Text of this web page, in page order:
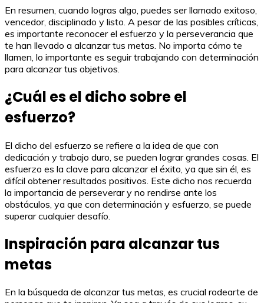
En resumen, cuando logras algo, puedes ser llamado exitoso,
vencedor, disciplinado y listo. A pesar de las posibles críticas,
es importante reconocer el esfuerzo y la perseverancia que
te han llevado a alcanzar tus metas. No importa cómo te
llamen, lo importante es seguir trabajando con determinación
para alcanzar tus objetivos.
¿Cuál es el dicho sobre el
esfuerzo?
El dicho del esfuerzo se refiere a la idea de que con
dedicación y trabajo duro, se pueden lograr grandes cosas. El
esfuerzo es la clave para alcanzar el éxito, ya que sin él, es
difícil obtener resultados positivos. Este dicho nos recuerda
la importancia de perseverar y no rendirse ante los
obstáculos, ya que con determinación y esfuerzo, se puede
superar cualquier desafío.
Inspiración para alcanzar tus
metas
En la búsqueda de alcanzar tus metas, es crucial rodearte de